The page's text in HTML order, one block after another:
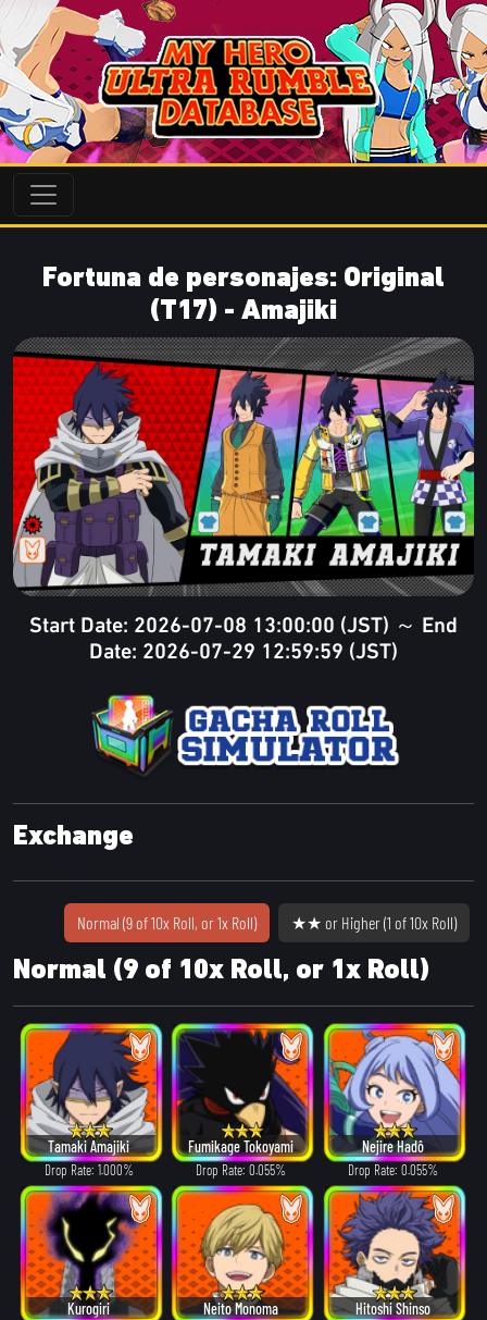
Fortuna de personajes: Original
(T17) - Amajiki
Start Date: 2026-07-08 13:00:00 (JST) ～ End
Date: 2026-07-29 12:59:59 (JST)
Exchange
Normal (9 of 10x Roll, or 1x Roll) ★★ or Higher (1 of 10x Roll)
Normal (9 of 10x Roll, or 1x Roll)
Tamaki Amajiki
Drop Rate: 1.000%
Fumikage Tokoyami
Drop Rate: 0.055%
Nejire Hadô
Drop Rate: 0.055%
Kurogiri Neito Monoma Hitoshi Shinso